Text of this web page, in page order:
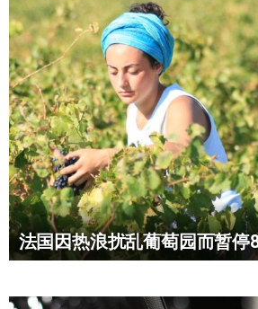
法国因热浪扰乱葡萄园而暂停